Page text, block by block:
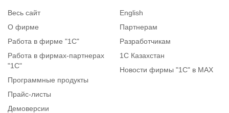
Весь сайт
О фирме
Работа в фирме "1С"
Работа в фирмах-партнерах
"1С"
Программные продукты
Прайс-листы
Демоверсии
English
Партнерам
Разработчикам
1С Казахстан
Новости фирмы "1С" в MAX